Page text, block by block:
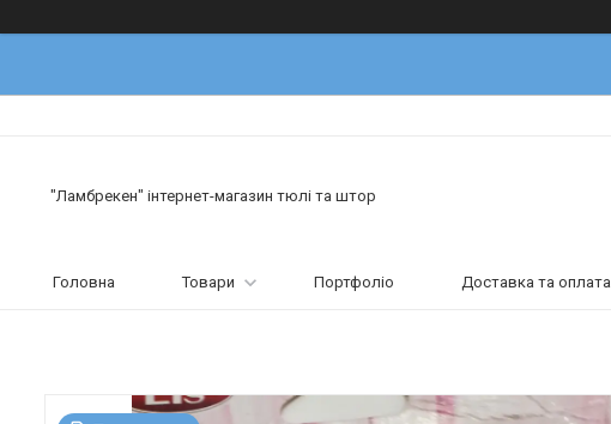
"Ламбрекен" інтернет-магазин тюлі та штор
Головна Товари Портфоліо Доставка та оплата